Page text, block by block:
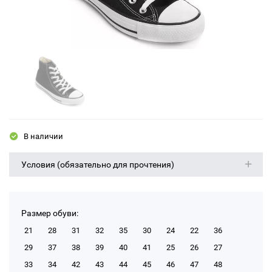
В наличии
Условия (обязательно для прочтения)
Размер обуви:
21 28 31 32 35 30 24 22
36
29
37 38 39 40 41 25 26
27
33
34 42 43 44 45 46 47 48